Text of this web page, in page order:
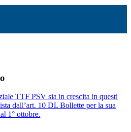
TTF PSV sia in crescita in questi
dall’art. 10 DL Bollette per la sua
1° ottobre.